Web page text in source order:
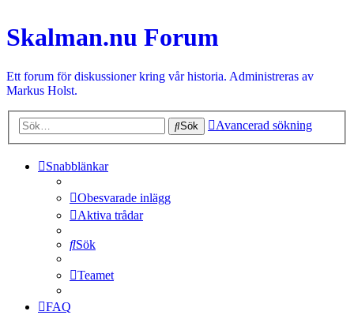
Skalman.nu Forum
Ett forum för diskussioner kring vår historia. Administreras av
Markus Holst.
Sök Avancerad sökning
Snabblänkar
Obesvarade inlägg
Aktiva trådar
Sök
Teamet
FAQ